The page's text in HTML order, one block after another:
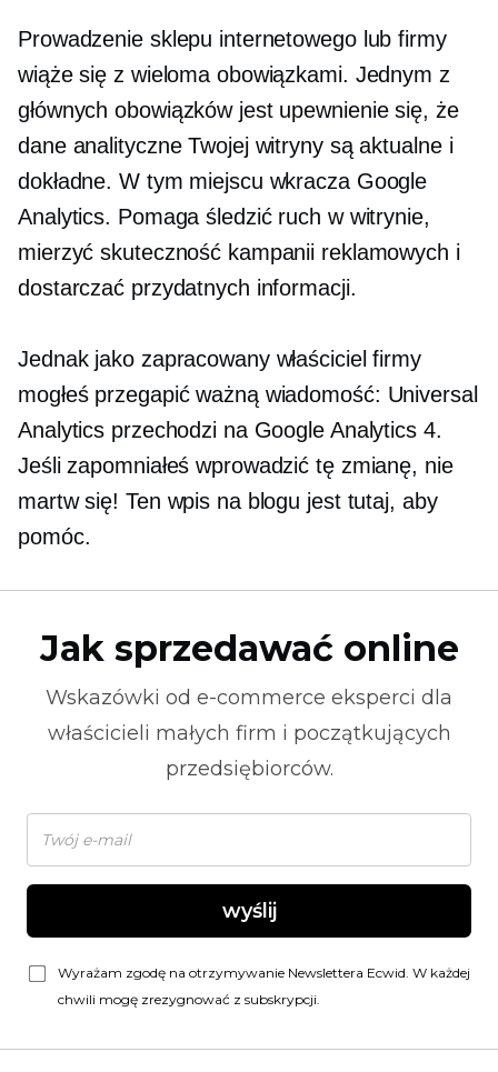
Prowadzenie sklepu internetowego lub firmy
wiąże się z wieloma obowiązkami. Jednym z
głównych obowiązków jest upewnienie się, że
dane analityczne Twojej witryny są aktualne i
dokładne. W tym miejscu wkracza Google
Analytics. Pomaga śledzić ruch w witrynie,
mierzyć skuteczność kampanii reklamowych i
dostarczać przydatnych informacji.
Jednak jako zapracowany właściciel firmy
mogłeś przegapić ważną wiadomość: Universal
Analytics przechodzi na Google Analytics 4.
Jeśli zapomniałeś wprowadzić tę zmianę, nie
martw się! Ten wpis na blogu jest tutaj, aby
pomóc.
Jak sprzedawać online
Wskazówki od e-commerce eksperci dla
właścicieli małych firm i początkujących
przedsiębiorców.
wyślij
Wyrażam zgodę na otrzymywanie Newslettera Ecwid. W każdej
chwili mogę zrezygnować z subskrypcji.